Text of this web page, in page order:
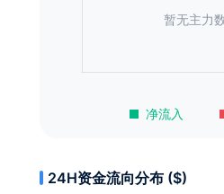
净流入
暂无主力
24H资金流向分布 ($)